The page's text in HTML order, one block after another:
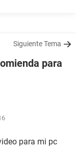
Siguiente Tema
para
para mi pc